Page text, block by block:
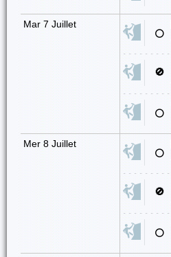
Mar 7 Juillet
⚪
🚫
⚪
Mer 8 Juillet
⚪
🚫
⚪